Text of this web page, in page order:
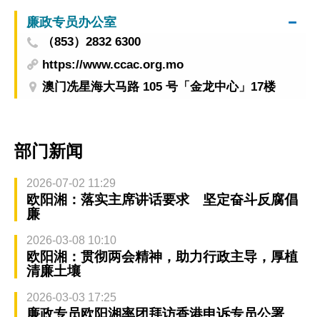
廉政专员办公室
（853）2832 6300
https://www.ccac.org.mo
澳门冼星海大马路 105 号「金龙中心」17楼
部门新闻
2026-07-02 11:29
欧阳湘：落实主席讲话要求 坚定奋斗反腐倡
廉
2026-03-08 10:10
欧阳湘：贯彻两会精神，助力行政主导，厚植
清廉土壤
2026-03-03 17:25
廉政专员欧阳湘率团拜访香港申诉专员公署